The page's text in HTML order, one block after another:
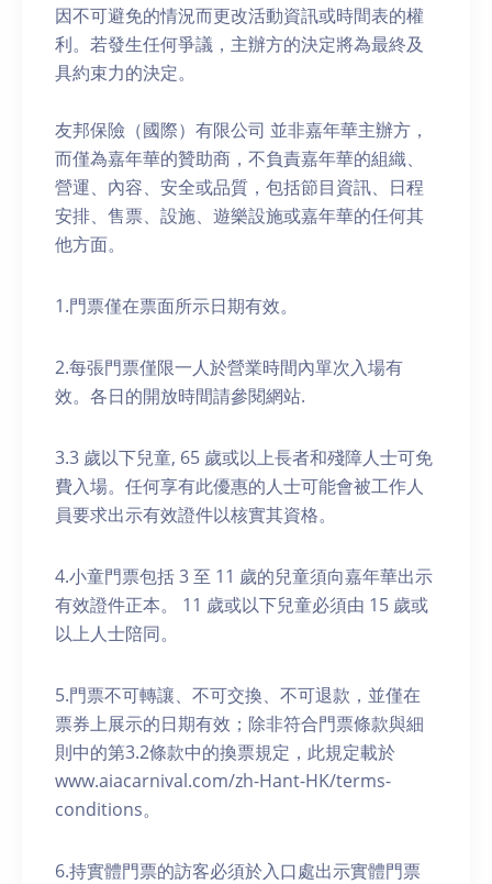
因不可避免的情況而更改活動資訊或時間表的權
利。若發生任何爭議，主辦方的決定將為最終及
具約束力的決定。
友邦保險（國際）有限公司 並非嘉年華主辦方，
而僅為嘉年華的贊助商，不負責嘉年華的組織、
營運、內容、安全或品質，包括節目資訊、日程
安排、售票、設施、遊樂設施或嘉年華的任何其
他方面。
1.門票僅在票面所示日期有效。
2.每張門票僅限一人於營業時間內單次入場有
效。各日的開放時間請參閱網站.
3.3 歲以下兒童, 65 歲或以上長者和殘障人士可免
費入場。任何享有此優惠的人士可能會被工作人
員要求出示有效證件以核實其資格。
4.小童門票包括 3 至 11 歲的兒童須向嘉年華出示
有效證件正本。 11 歲或以下兒童必須由 15 歲或
以上人士陪同。
5.門票不可轉讓、不可交換、不可退款，並僅在
票券上展示的日期有效；除非符合門票條款與細
則中的第3.2條款中的換票規定，此規定載於
www.aiacarnival.com/zh-Hant-HK/terms-
conditions。
6.持實體門票的訪客必須於入口處出示實體門票